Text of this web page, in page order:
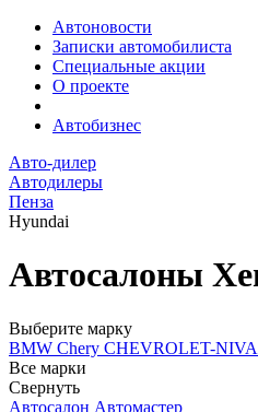
Автоновости
Записки автомобилиста
Специальные акции
О проекте
Автобизнес
Авто-дилер
Автодилеры
Пенза
Hyundai
Автосалоны
Выберите марку
BMW Chery CHEVROLET-NIVA
Все марки
Свернуть
Автосалон Автомастер